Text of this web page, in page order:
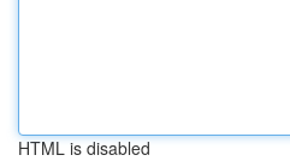
HTML is disabled